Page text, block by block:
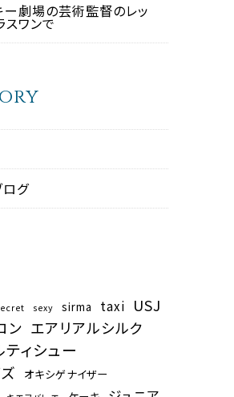
ー劇場の芸術監督のレッ
スワンで
ログ
sexy sirma taxi USJ
ン エアリアルシルク
ィシュー
オキシゲナイザー